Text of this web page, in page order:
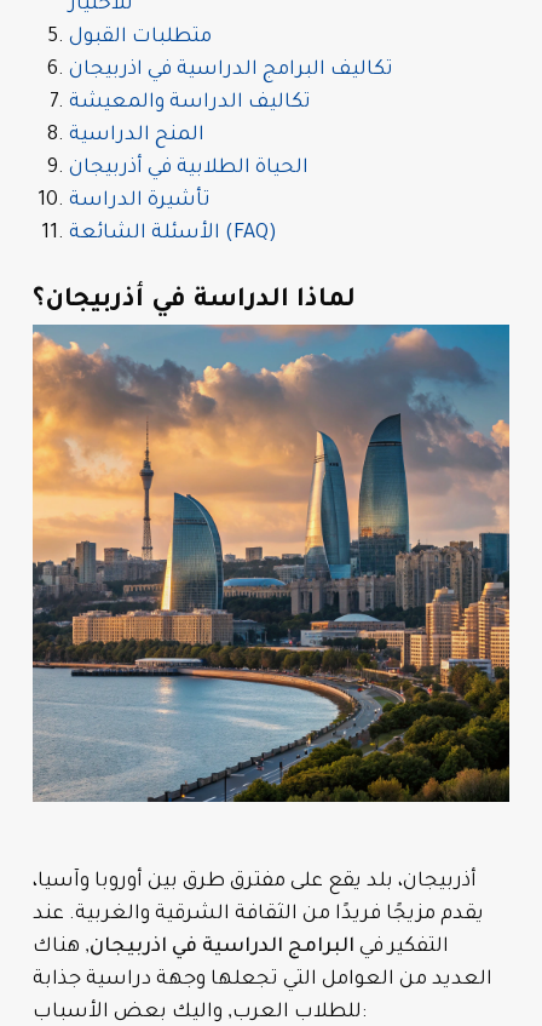
للاختيار
متطلبات القبول
تكاليف البرامج الدراسية في اذربيجان
تكاليف الدراسة والمعيشة
المنح الدراسية
الحياة الطلابية في أذربيجان
تأشيرة الدراسة
الأسئلة الشائعة (FAQ)
لماذا الدراسة في أذربيجان؟
أذربيجان، بلد يقع على مفترق طرق بين أوروبا وآسيا،
يقدم مزيجًا فريدًا من الثقافة الشرقية والغربية. عند
التفكير في البرامج الدراسية في اذربيجان, هناك
العديد من العوامل التي تجعلها وجهة دراسية جذابة
للطلاب العرب, واليك بعض الأسباب: